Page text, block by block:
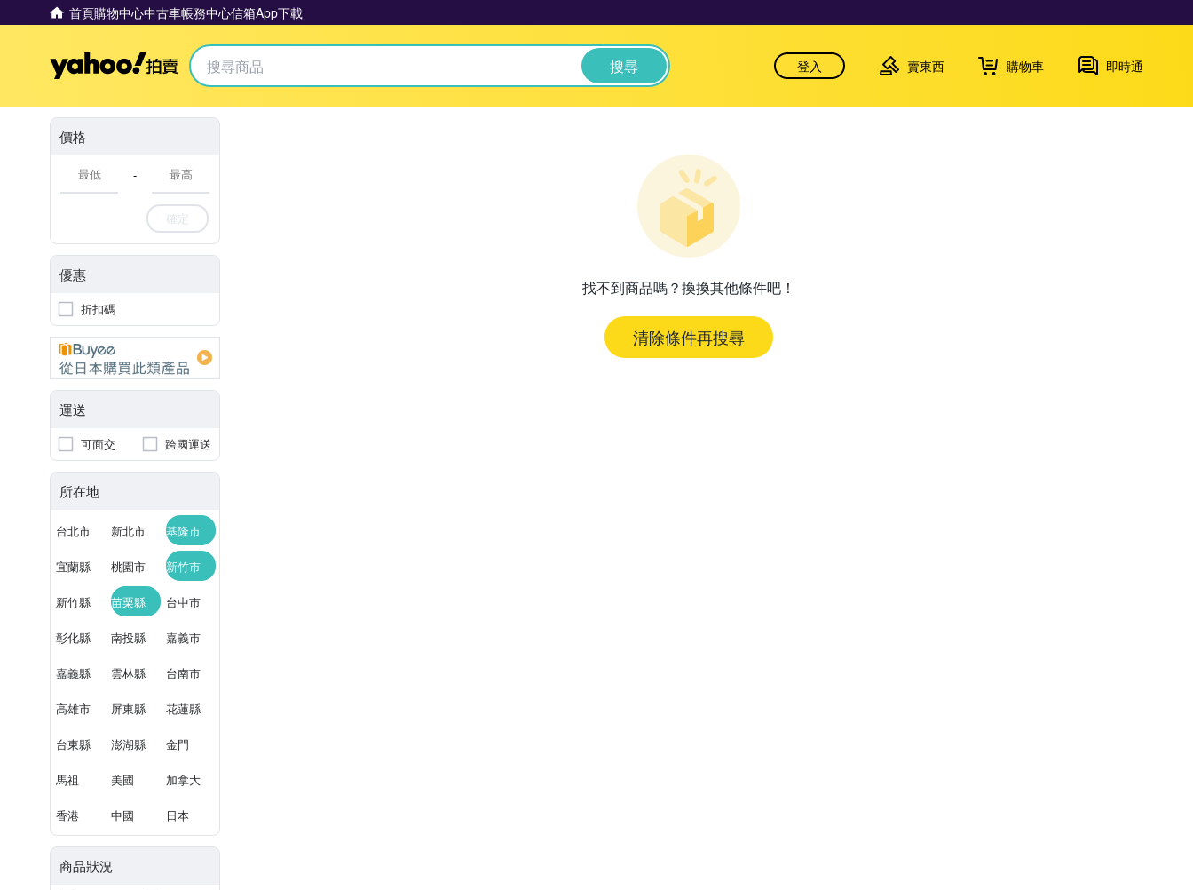
首頁購物中心中古車帳務中心信箱App下載
Yahoo拍賣 搜尋 登入 賣東西 購物車 即時通
價格
-
確定
優惠
折扣碼
運送
可面交 跨國運送
所在地
台北市 新北市 基隆市
宜蘭縣 桃園市 新竹市
新竹縣 苗栗縣 台中市
彰化縣 南投縣 嘉義市
嘉義縣 雲林縣 台南市
高雄市 屏東縣 花蓮縣
台東縣 澎湖縣 金門
馬祖 美國 加拿大
香港 中國 日本
商品狀況
找不到商品嗎？換換其他條件吧！
清除條件再搜尋